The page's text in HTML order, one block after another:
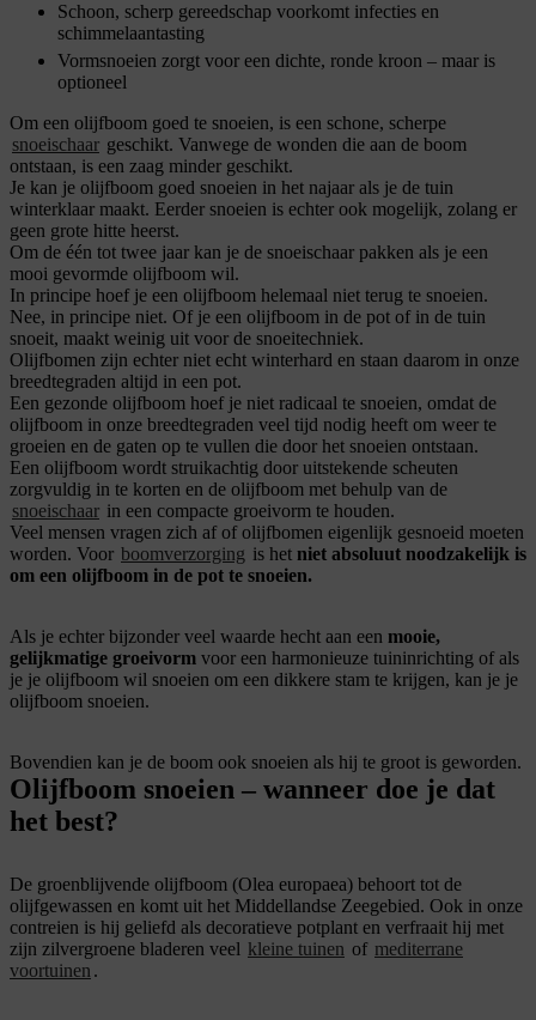
Schoon, scherp gereedschap voorkomt infecties en
schimmelaantasting
Vormsnoeien zorgt voor een dichte, ronde kroon – maar is
optioneel
Om een olijfboom goed te snoeien, is een schone, scherpe
snoeischaar geschikt. Vanwege de wonden die aan de boom
ontstaan, is een zaag minder geschikt.
Je kan je olijfboom goed snoeien in het najaar als je de tuin
winterklaar maakt. Eerder snoeien is echter ook mogelijk, zolang er
geen grote hitte heerst.
Om de één tot twee jaar kan je de snoeischaar pakken als je een
mooi gevormde olijfboom wil.
In principe hoef je een olijfboom helemaal niet terug te snoeien.
Nee, in principe niet. Of je een olijfboom in de pot of in de tuin
snoeit, maakt weinig uit voor de snoeitechniek.
Olijfbomen zijn echter niet echt winterhard en staan daarom in onze
breedtegraden altijd in een pot.
Een gezonde olijfboom hoef je niet radicaal te snoeien, omdat de
olijfboom in onze breedtegraden veel tijd nodig heeft om weer te
groeien en de gaten op te vullen die door het snoeien ontstaan.
Een olijfboom wordt struikachtig door uitstekende scheuten
zorgvuldig in te korten en de olijfboom met behulp van de
snoeischaar in een compacte groeivorm te houden.
Veel mensen vragen zich af of olijfbomen eigenlijk gesnoeid moeten
worden. Voor boomverzorging is het niet absoluut noodzakelijk is
om een olijfboom in de pot te snoeien.
Als je echter bijzonder veel waarde hecht aan een mooie,
gelijkmatige groeivorm voor een harmonieuze tuininrichting of als
je je olijfboom wil snoeien om een dikkere stam te krijgen, kan je je
olijfboom snoeien.
Bovendien kan je de boom ook snoeien als hij te groot is geworden.
Olijfboom snoeien – wanneer doe je dat
het best?
De groenblijvende olijfboom (Olea europaea) behoort tot de
olijfgewassen en komt uit het Middellandse Zeegebied. Ook in onze
contreien is hij geliefd als decoratieve potplant en verfraait hij met
zijn zilvergroene bladeren veel kleine tuinen of mediterrane
voortuinen .